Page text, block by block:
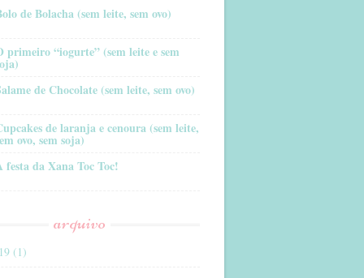
de Bolacha (sem leite, sem ovo)
primeiro “iogurte” (sem leite e sem
de Chocolate (sem leite, sem ovo)
de laranja e cenoura (sem leite,
ovo, sem soja)
festa da Xana Toc Toc!
arquivo
(1)